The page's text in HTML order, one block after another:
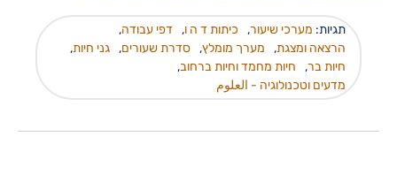
תגיות: מערכי שיעור, כיתות ד ה ו, דפי עבודה,
הרצאה ומצגת, מערך מומלץ, סדרת שעורים, גני חיות,
חיות בר, חיות מחמד וחיות ברחוב,
מדעים וטכנולוגיה - العلوم